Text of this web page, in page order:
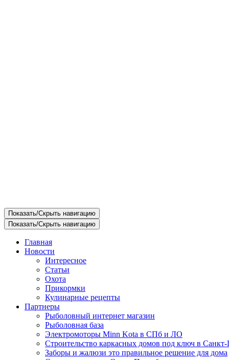
Показать/Скрыть навигацию
Показать/Скрыть навигацию
Главная
Новости
Интересное
Статьи
Охота
Прикормки
Кулинарные рецепты
Партнеры
Рыболовный интернет магазин
Рыболовная база
Электромоторы Minn Kota в СПб и ЛО
Строительство каркасных домов под ключ в Санкт-
Заборы и жалюзи это правильное решение для дома